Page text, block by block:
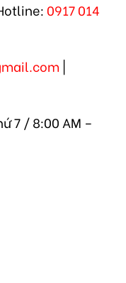
0917 014
7 / 8:00 AM –